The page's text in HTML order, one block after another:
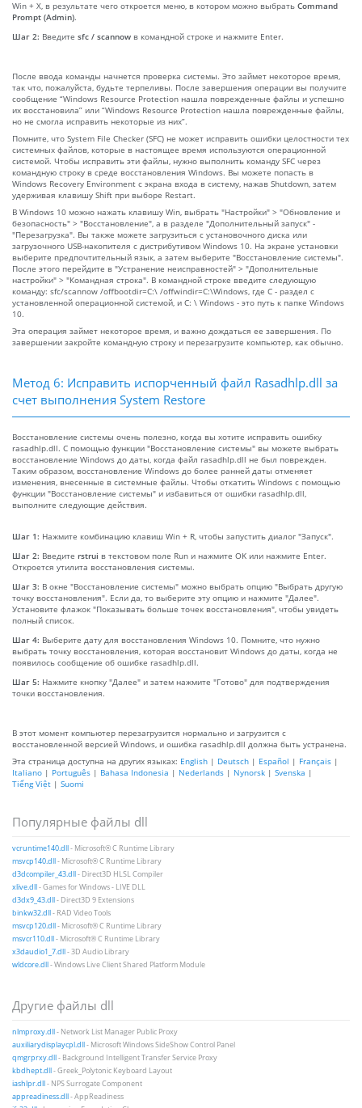
Win + X, в результате чего откроется меню, в котором можно выбрать Command
Prompt (Admin).
Шаг 2: Введите sfc / scannow в командной строке и нажмите Enter.
После ввода команды начнется проверка системы. Это займет некоторое время,
так что, пожалуйста, будьте терпеливы. После завершения операции вы получите
сообщение “Windows Resource Protection нашла поврежденные файлы и успешно
их восстановила” или “Windows Resource Protection нашла поврежденные файлы,
но не смогла исправить некоторые из них”.
Помните, что System File Checker (SFC) не может исправить ошибки целостности тех
системных файлов, которые в настоящее время используются операционной
системой. Чтобы исправить эти файлы, нужно выполнить команду SFC через
командную строку в среде восстановления Windows. Вы можете попасть в
Windows Recovery Environment с экрана входа в систему, нажав Shutdown, затем
удерживая клавишу Shift при выборе Restart.
В Windows 10 можно нажать клавишу Win, выбрать "Настройки" > "Обновление и
безопасность" > "Восстановление", а в разделе "Дополнительный запуск" -
"Перезагрузка". Вы также можете загрузиться с установочного диска или
загрузочного USB-накопителя с дистрибутивом Windows 10. На экране установки
выберите предпочтительный язык, а затем выберите "Восстановление системы".
После этого перейдите в "Устранение неисправностей" > "Дополнительные
настройки" > "Командная строка". В командной строке введите следующую
команду: sfc/scannow /offbootdir=C:\ /offwindir=C:\Windows, где C - раздел с
установленной операционной системой, и C: \ Windows - это путь к папке Windows
10.
Эта операция займет некоторое время, и важно дождаться ее завершения. По
завершении закройте командную строку и перезагрузите компьютер, как обычно.
Метод 6: Исправить испорченный файл Rasadhlp.dll за
счет выполнения System Restore
Восстановление системы очень полезно, когда вы хотите исправить ошибку
rasadhlp.dll. С помощью функции "Восстановление системы" вы можете выбрать
восстановление Windows до даты, когда файл rasadhlp.dll не был поврежден.
Таким образом, восстановление Windows до более ранней даты отменяет
изменения, внесенные в системные файлы. Чтобы откатить Windows с помощью
функции "Восстановление системы" и избавиться от ошибки rasadhlp.dll,
выполните следующие действия.
Шаг 1: Нажмите комбинацию клавиш Win + R, чтобы запустить диалог "Запуск".
Шаг 2: Введите rstrui в текстовом поле Run и нажмите OK или нажмите Enter.
Откроется утилита восстановления системы.
Шаг 3: В окне "Восстановление системы" можно выбрать опцию "Выбрать другую
точку восстановления". Если да, то выберите эту опцию и нажмите "Далее".
Установите флажок "Показывать больше точек восстановления", чтобы увидеть
полный список.
Шаг 4: Выберите дату для восстановления Windows 10. Помните, что нужно
выбрать точку восстановления, которая восстановит Windows до даты, когда не
появилось сообщение об ошибке rasadhlp.dll.
Шаг 5: Нажмите кнопку "Далее" и затем нажмите "Готово" для подтверждения
точки восстановления.
В этот момент компьютер перезагрузится нормально и загрузится с
восстановленной версией Windows, и ошибка rasadhlp.dll должна быть устранена.
Эта страница доступна на других языках: English | Deutsch | Español | Français |
Italiano | Português | Bahasa Indonesia | Nederlands | Nynorsk | Svenska |
Tiếng Việt | Suomi
Популярные файлы dll
vcruntime140.dll- Microsoft® C Runtime Library
msvcp140.dll- Microsoft® C Runtime Library
d3dcompiler_43.dll- Direct3D HLSL Compiler
xlive.dll- Games for Windows - LIVE DLL
d3dx9_43.dll- Direct3D 9 Extensions
binkw32.dll- RAD Video Tools
msvcp120.dll- Microsoft® C Runtime Library
msvcr110.dll- Microsoft® C Runtime Library
x3daudio1_7.dll- 3D Audio Library
wldcore.dll- Windows Live Client Shared Platform Module
Другие файлы dll
nlmproxy.dll- Network List Manager Public Proxy
auxiliarydisplaycpl.dll- Microsoft Windows SideShow Control Panel
qmgrprxy.dll- Background Intelligent Transfer Service Proxy
kbdhept.dll- Greek_Polytonic Keyboard Layout
iashlpr.dll- NPS Surrogate Component
appreadiness.dll- AppReadiness